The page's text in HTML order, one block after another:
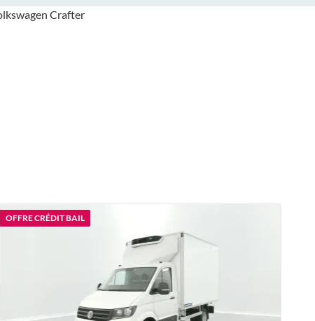
OFFRE CRÉDIT BAIL